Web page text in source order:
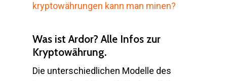
kryptowährungen kann man minen?
Was ist Ardor? Alle Infos zur
Kryptowährung.
Die unterschiedlichen Modelle des